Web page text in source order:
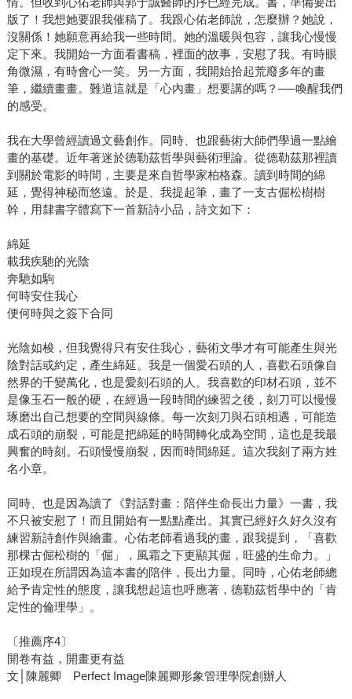
版了！我想她要跟我催稿了。我跟心佑老師說，怎麼辦？她說，
沒關係！她願意再給我一些時間。她的溫暖與包容，讓我心慢慢
定下來。我開始一方面看書稿，裡面的故事，安慰了我。有時眼
角微濕，有時會心一笑。另一方面，我開始拾起荒廢多年的畫
筆，繼續畫畫。難道這就是「心內畫」想要講的嗎？──喚醒我們
的感受。
我在大學曾經讀過文藝創作。同時、也跟藝術大師們學過一點繪
畫的基礎。近年著迷於德勒茲哲學與藝術理論。從德勒茲那裡讀
到關於電影的時間，主要是來自哲學家柏格森。讀到時間的綿
延，覺得神秘而悠遠。於是、我提起筆，畫了一支古倔松樹樹
幹，用隸書字體寫下一首新詩小品，詩文如下：
綿延
載我疾馳的光陰
奔馳如駒
何時安住我心
便何時與之簽下合同
光陰如梭，但我覺得只有安住我心，藝術文學才有可能產生與光
陰對話或約定，產生綿延。我是一個愛石頭的人，喜歡石頭像自
然界的千變萬化，也是愛刻石頭的人。我喜歡的印材石頭，並不
是像玉石一般的硬，在經過一段時間的練習之後，刻刀可以慢慢
琢磨出自己想要的空間與線條。每一次刻刀與石頭相遇，可能造
成石頭的崩裂，可能是把綿延的時間轉化成為空間，這也是我最
興奮的時刻。石頭慢慢崩裂，因而時間綿延。這次我刻了兩方姓
名小章。
同時、也是因為讀了《對話對畫：陪伴生命長出力量》一書，我
不只被安慰了！而且開始有一點點產出。其實已經好久好久沒有
練習新詩創作與繪畫。心佑老師看過我的畫，跟我提到，「喜歡
那棵古倔松樹的「倔」，風霜之下更顯其倔，旺盛的生命力。」
正如現在所謂因為這本書的陪伴，長出力量。同時，心佑老師總
給予肯定性的態度，讓我想起這也呼應著，德勒茲哲學中的「肯
定性的倫理學」。
〔推薦序4〕
開卷有益，開畫更有益
文│陳麗卿 Perfect Image陳麗卿形象管理學院創辦人